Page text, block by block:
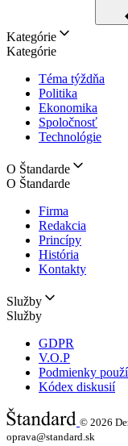
Kategórie
Kategórie
Téma týždňa
Politika
Ekonomika
Spoločnosť
Technológie
O Štandarde
O Štandarde
Firma
Redakcia
Princípy
História
Kontakty
Služby
Služby
GDPR
V.O.P
Podmienky
Kódex diskusií
© 2026
oprava@standard.sk